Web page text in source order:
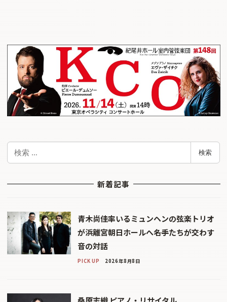
検
検索
新着記事
青木尚佳率いるミュンヘンの弦楽トリオ
が浜離宮朝日ホールへ――名手たちが交わす
音の対話
PICK UP 2026年8月8日